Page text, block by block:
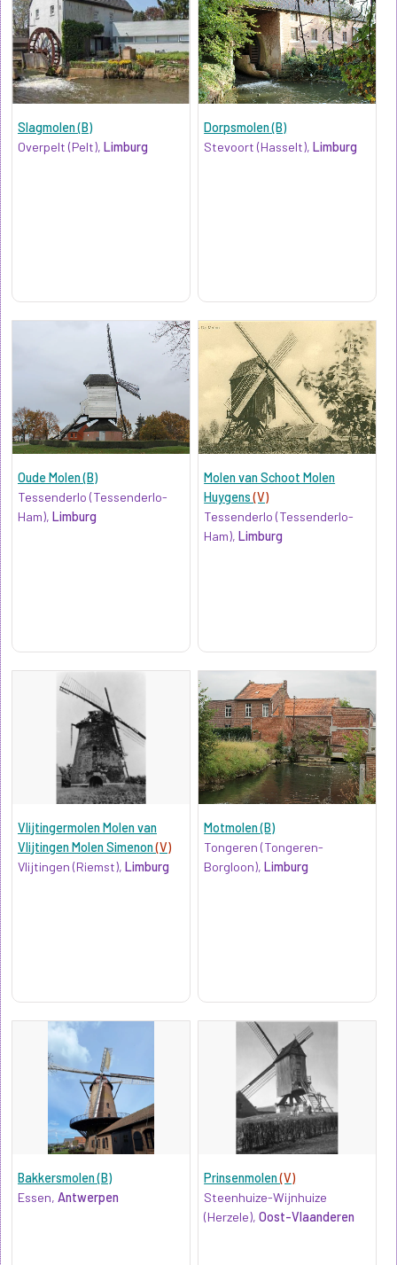
Slagmolen (B)
Overpelt (Pelt), Limburg
Dorpsmolen (B)
Stevoort (Hasselt),Limburg
Oude Molen (B)
Tessenderlo (Tessenderlo-
Ham), Limburg
Molen van Schoot Molen
Huygens(V)
Tessenderlo (Tessenderlo-
Ham),Limburg
Vlijtingermolen Molen van
Vlijtingen Molen Simenon(V)
Vlijtingen (Riemst), Limburg
Motmolen (B)
Tongeren (Tongeren-
Borgloon),Limburg
Bakkersmolen (B)
Essen, Antwerpen
Prinsenmolen(V)
Steenhuize-Wijnhuize
(Herzele),Oost-Vlaanderen